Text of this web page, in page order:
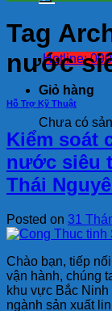
Hotline:
Giỏ hàng
Chưa có
Tag
nước
Hỗ Trợ Kỹ Thuật
Kiểm soát
nước siêu
Thái
Posted on 31
Chào bạn, tiếp
vận hành, chúng
khu vực Bắc Ninh
ngành sản xuất